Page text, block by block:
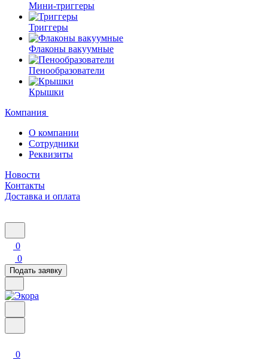
Мини-триггеры
Триггеры
Флаконы вакуумные
Пенообразователи
Крышки
Компания
О компании
Сотрудники
Реквизиты
Новости
Контакты
Доставка и оплата
0
0
Подать заявку
0